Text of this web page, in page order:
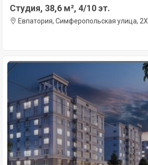
Студия, 38,6 м², 4/10 эт.
Евпатория, Симферопольская улица, 2Х